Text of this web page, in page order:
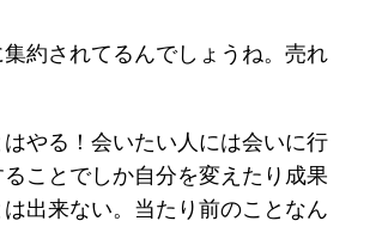
約されてるんでしょうね。売れ
やる！会いたい人には会いに行
ることでしか自分を変えたり成果
出来ない。当たり前のことなん